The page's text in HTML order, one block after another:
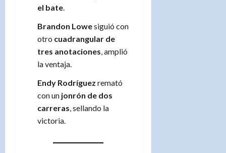
el bate
Brandon Lowesiguió con
otro cuadrangular de
tres anotaciones , amplió
la ventaja.
Endy Rodríguez remató
con un jonrón de dos
carreras , sellando la
victoria.